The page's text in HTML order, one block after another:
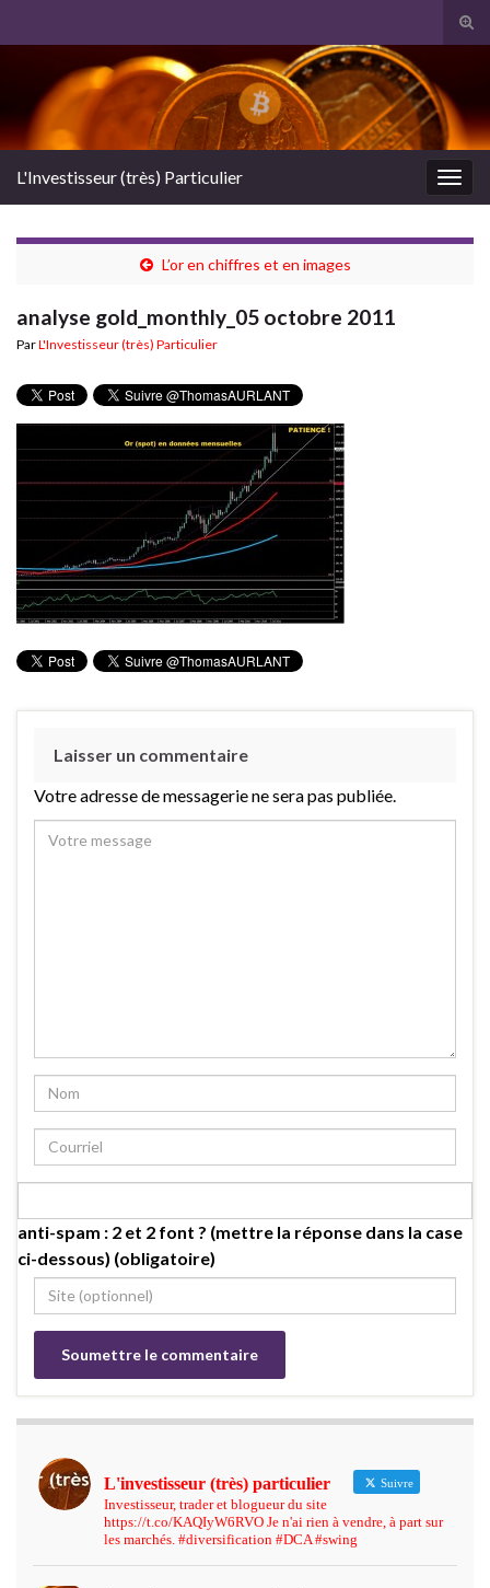
Search for:
L'Investisseur (très) Particulier
L’or en chiffres et en images
analyse gold_monthly_05 octobre 2011
ParL'Investisseur (très) Particulier
Laisser un commentaire
Votre adresse de messagerie ne sera pas publiée.
anti-spam : 2 et 2 font ? (mettre la réponse dans la case
ci-dessous) (obligatoire)
L'investisseur (très) particulier Suivre
Investisseur, trader et blogueur du site
https://t.co/KAQIyW6RVO Je n'ai rien à vendre, à part sur
les marchés. #diversification #DCA #swing